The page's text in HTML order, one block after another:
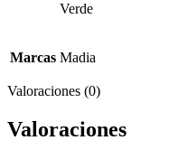
Verde
Marcas Madia
Valoraciones (0)
Valoraciones